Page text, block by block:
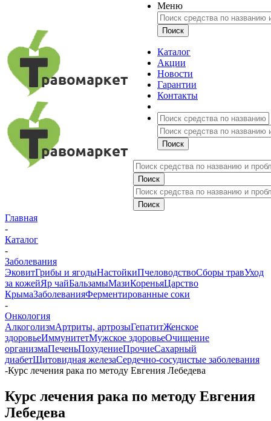
Меню
Каталог
Акции
Новости
Гарантии
Контакты
Главная
-
Каталог
-
Заболевания
ЭковитГрибы и ягодыНастойкиПчеловодствоСборы травУход
за кожейЯр чайБальзамыМазиКореньяЦарство
КрымаЗаболеванияФерментированные соки
-
Онкология
АлкоголизмАртриты, артрозыГепатитЖенское
здоровьеИммунитетМужское здоровьеОчищение
организмаПеченьПохудениеПрочиеСахарный
диабетЩитовидная железаСердечно-сосудистые заболевания
-Курс лечения рака по методу Евгения Лебедева
Курс лечения рака по методу Евгения
Лебедева